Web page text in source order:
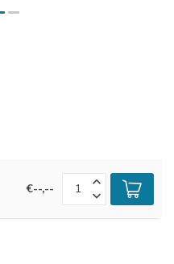
€--,--